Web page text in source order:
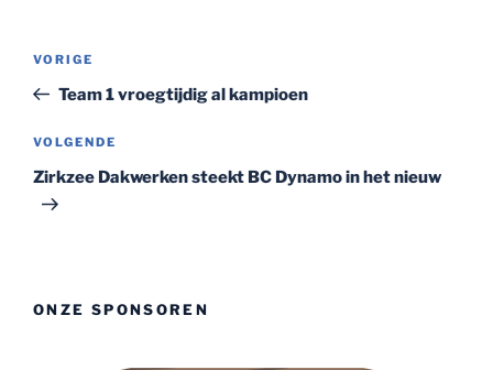
Vorig
bericht
VORIGE
Team 1 vroegtijdig al kampioen
Volgend
bericht
VOLGENDE
Zirkzee Dakwerken steekt BC Dynamo in het nieuw
ONZE SPONSOREN